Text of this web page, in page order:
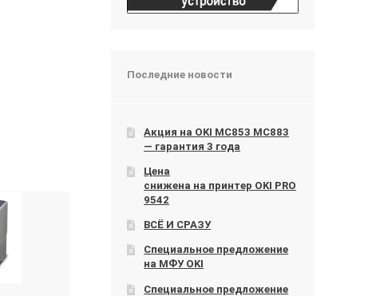
Последние новости
Акция на OKI МС853 МС883
— гарантия 3 года
Цена
снижена на принтер OKI PRO
9542
ВСЁ И СРАЗУ
Специальное предложение
на МФУ OKI
Специальное предложение